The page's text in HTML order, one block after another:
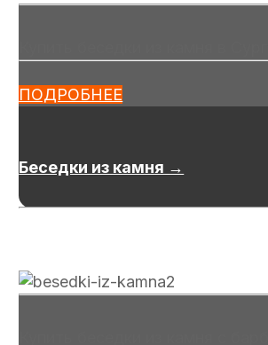
ПОДРОБНЕЕ
Беседки из камня →